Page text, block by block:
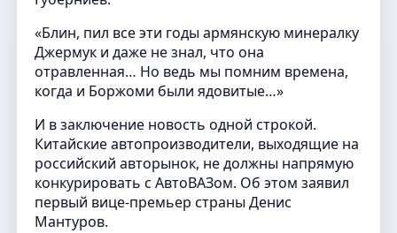
«Блин, пил все эти годы армянскую минералку
Джермук и даже не знал, что она
отравленная… Но ведь мы помним времена,
когда и Боржоми были ядовитые…»
И в заключение новость одной строкой.
Китайские автопроизводители, выходящие на
российский авторынок, не должны напрямую
конкурировать с АвтоВАЗом. Об этом заявил
первый вице-премьер страны Денис
Мантуров.